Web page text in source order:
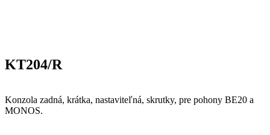
KT204/R
Konzola zadná, krátka, nastaviteľná, skrutky, pre pohony BE20 a
MONOS.